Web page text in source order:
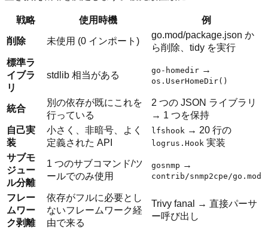
戦略 使用時機 例
削除 未使用 (0 インポート)
go.mod/package.json か
ら削除、tidy を実行
標準ラ
イブラ
リ
stdlib 相当がある go-homedir →
os.UserHomeDir()
統合
別の依存が既にこれを
行っている
2 つの JSON ライブラリ
→ 1 つを保持
自己実
装
小さく、非暗号、よく
定義された API
lfshook → 20 行の
logrus.Hook 実装
サブモ
ジュー
ル分離
1 つのサブコマンド/ツ
ールでのみ使用
gosnmp →
contrib/snmp2cpe/go.mod
フレー
ムワー
ク剥離
依存がフルに必要とし
ないフレームワーク経
由で来る
Trivy fanal → 直接パーサ
ー呼び出し